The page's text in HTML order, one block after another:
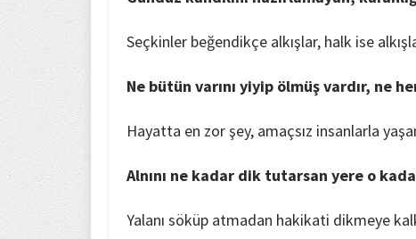
Seçkinler beğendikçe alkışlar, halk ise
Ne bütün varını yiyip ölmüş vardır, ne
Hayatta en zor şey, amaçsız insanlarla
Alnını ne kadar dik tutarsan yere o
Yalanı söküp atmadan hakikati dikmeye